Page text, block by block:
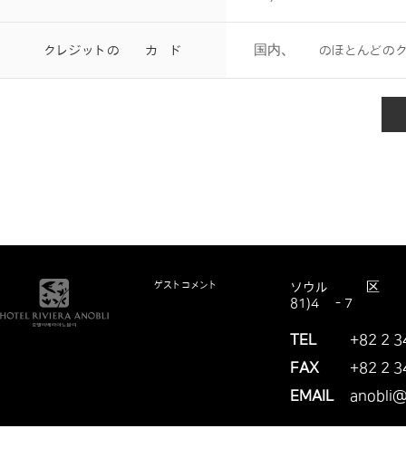
クレジットの加盟カード 国内、海外のほとんどの
ゲストコメント
ソウル市江南区島
81)4階 - 7階
TEL
+82 2
FAX
+82 2
EMAIL